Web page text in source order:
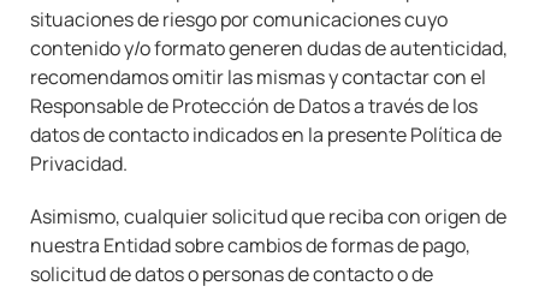
situaciones de riesgo por comunicaciones cuyo
contenido y/o formato generen dudas de autenticidad,
recomendamos omitir las mismas y contactar con el
Responsable de Protección de Datos a través de los
datos de contacto indicados en la presente Política de
Privacidad.
Asimismo, cualquier solicitud que reciba con origen de
nuestra Entidad sobre cambios de formas de pago,
solicitud de datos o personas de contacto o de